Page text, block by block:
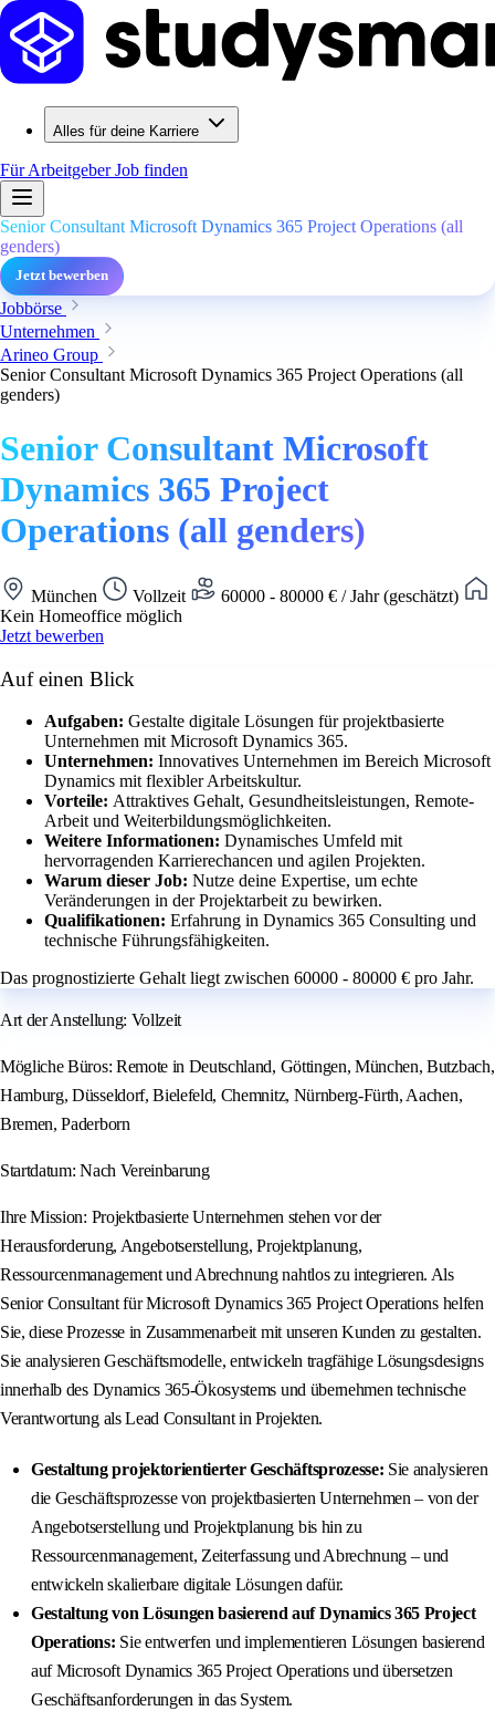
Alles für deine Karriere
Für ArbeitgeberJob finden
Senior Consultant Microsoft Dynamics 365 Project Operations (all
genders)
Jetzt bewerben
Jobbörse
Unternehmen
Arineo Group
Senior Consultant Microsoft Dynamics 365 Project Operations (all
genders)
Senior Consultant Microsoft
Dynamics 365 Project
Operations (all genders)
München Vollzeit
60000 - 80000 € / Jahr (geschätzt)
Kein Homeoffice möglich
Jetzt bewerben
Auf einen Blick
Aufgaben: Gestalte digitale Lösungen für projektbasierte
Unternehmen mit Microsoft Dynamics 365.
Unternehmen: Innovatives Unternehmen im Bereich Microsoft
Dynamics mit flexibler Arbeitskultur.
Vorteile: Attraktives Gehalt, Gesundheitsleistungen, Remote-
Arbeit und Weiterbildungsmöglichkeiten.
Weitere Informationen: Dynamisches Umfeld mit
hervorragenden Karrierechancen und agilen Projekten.
Warum dieser Job: Nutze deine Expertise, um echte
Veränderungen in der Projektarbeit zu bewirken.
Qualifikationen: Erfahrung in Dynamics 365 Consulting und
technische Führungsfähigkeiten.
Das prognostizierte Gehalt liegt zwischen 60000 - 80000 € pro Jahr.
Art der Anstellung: Vollzeit
Mögliche Büros: Remote in Deutschland, Göttingen, München, Butzbach,
Hamburg, Düsseldorf, Bielefeld, Chemnitz, Nürnberg-Fürth, Aachen,
Bremen, Paderborn
Startdatum: Nach Vereinbarung
Ihre Mission: Projektbasierte Unternehmen stehen vor der
Herausforderung, Angebotserstellung, Projektplanung,
Ressourcenmanagement und Abrechnung nahtlos zu integrieren. Als
Senior Consultant für Microsoft Dynamics 365 Project Operations helfen
Sie, diese Prozesse in Zusammenarbeit mit unseren Kunden zu gestalten.
Sie analysieren Geschäftsmodelle, entwickeln tragfähige Lösungsdesigns
innerhalb des Dynamics 365-Ökosystems und übernehmen technische
Verantwortung als Lead Consultant in Projekten.
Gestaltung projektorientierter Geschäftsprozesse: Sie analysieren
die Geschäftsprozesse von projektbasierten Unternehmen – von der
Angebotserstellung und Projektplanung bis hin zu
Ressourcenmanagement, Zeiterfassung und Abrechnung – und
entwickeln skalierbare digitale Lösungen dafür.
Gestaltung von Lösungen basierend auf Dynamics 365 Project
Operations: Sie entwerfen und implementieren Lösungen basierend
auf Microsoft Dynamics 365 Project Operations und übersetzen
Geschäftsanforderungen in das System.